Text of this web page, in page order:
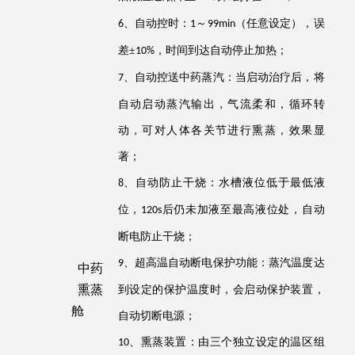
中药
熏蒸
舱
6、 自动控时： 1 ～ 99min（任意设定），误
差±10%，时间到达自动停止加热；
7、 自动控送中药蒸汽：当启动治疗后，将
自动启动蒸汽输出，气流柔和，循环转
动，可对人体各关节进行熏蒸，效果显
著；
8、 自动防止干烧：水槽液位低于最低液
位， 120s后仍未加液至最高液位处，自动
断电防止干烧；
9、 超高温自动断电保护功能：蒸汽温度达
到设定的保护温度时，会启动保护装置，
自动切断电源；
10、熏蒸装置：由三个独立设定的温区组